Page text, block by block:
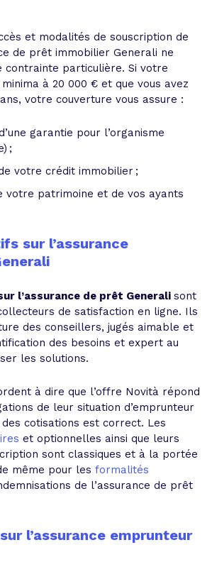
et modalités de souscription de
de prêt immobilier Generali ne
contrainte particulière. Si votre
à 20 000 € et que vous avez
votre couverture vous assure :
garantie pour l’organisme
;
votre crédit immobilier ;
votre patrimoine et de vos ayants
sur l’assurance
l’assurance de prêt Generali sont
de satisfaction en ligne. Ils
des conseillers, jugés aimable et
des besoins et expert au
les solutions.
à dire que l’offre Novità répond
de leur situation d’emprunteur
cotisations est correct. Les
et optionnelles ainsi que leurs
sont classiques et à la portée
même pour les formalités
de l’assurance de prêt
l’assurance emprunteur